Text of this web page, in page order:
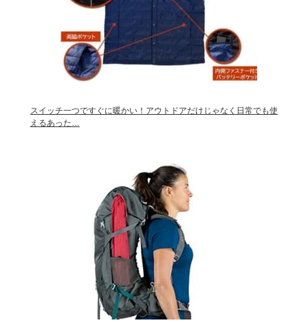
スイッチ一つですぐに暖かい！アウトドアだけじゃなく日常でも使
えるあった…